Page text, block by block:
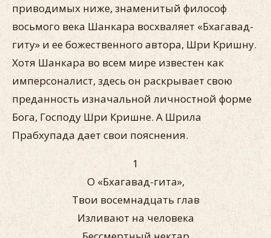
приводимых ниже, знаменитый философ
восьмого века Шанкара восхваляет «Бхагавад-
гиту» и ее божественного автора, Шри Кришну.
Хотя Шанкара во всем мире известен как
имперсоналист, здесь он раскрывает свою
преданность изначальной личностной форме
Бога, Господу Шри Кришне. А Шрила
Прабхупада дает свои пояснения.
1
О «Бхагавад-гита»,
Твои восемнадцать глав
Изливают на человека